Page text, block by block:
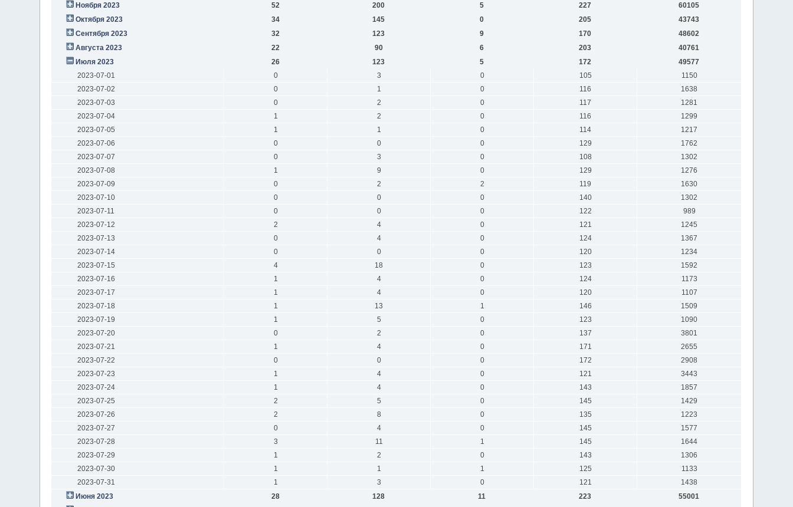
Ноября 2023
52 200 5 227
60105
Октября 2023
34 145 0 205
43743
Сентября 2023
32 123 9 170
48602
Августа 2023
22 90 6 203
40761
Июля 2023
26 123 5 172
49577
2023-07-01
0 3 0 105
1150
2023-07-02
0 1 0 116
1638
2023-07-03
0 2 0 117
1281
2023-07-04
1 2 0 116
1299
2023-07-05
1 1 0 114
1217
2023-07-06
0 0 0 129
1762
2023-07-07
0 3 0 108
1302
2023-07-08
1 9 0 129
1276
2023-07-09
0 2 2 119
1630
2023-07-10
0 0 0 140
1302
2023-07-11
0 0 0 122
989
2023-07-12
2 4 0 121
1245
2023-07-13
0 4 0 124
1367
2023-07-14
0 0 0 120
1234
2023-07-15
4 18 0 123
1592
2023-07-16
1 4 0 124
1173
2023-07-17
1 4 0 120
1107
2023-07-18
1 13 1 146
1509
2023-07-19
1 5 0 123
1090
2023-07-20
0 2 0 137
3801
2023-07-21
1 4 0 171
2655
2023-07-22
0 0 0 172
2908
2023-07-23
1 4 0 121
3443
2023-07-24
1 4 0 143
1857
2023-07-25
2 5 0 145
1429
2023-07-26
2 8 0 135
1223
2023-07-27
0 4 0 145
1577
2023-07-28
3 11 1 145
1644
2023-07-29
1 2 0 143
1306
2023-07-30
1 1 1 125
1133
2023-07-31
1 3 0 121
1438
Июня 2023
28 128 11 223
55001